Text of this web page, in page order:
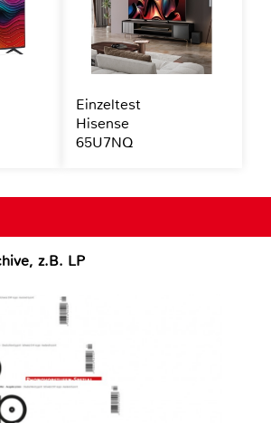
z.B. LP
Einzeltest
Hisense
65U7NQ